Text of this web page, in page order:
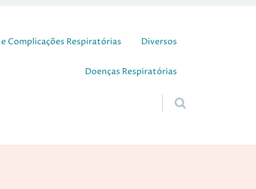
Complicações Respiratórias Diversos
Doenças Respiratórias